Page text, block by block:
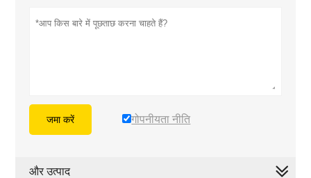
जमा करें गोपनीयता नीति
और उत्पाद